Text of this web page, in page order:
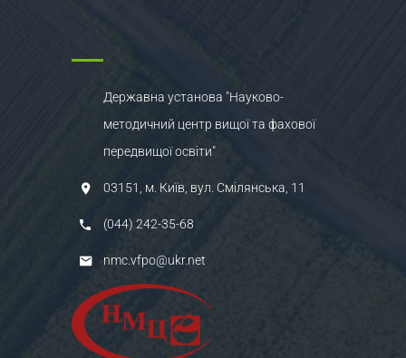
Державна установа "Науково-
методичний центр вищої та фахової
передвищої освіти"
03151, м. Київ, вул. Смілянська, 11
(044) 242-35-68
nmc.vfpo@ukr.net